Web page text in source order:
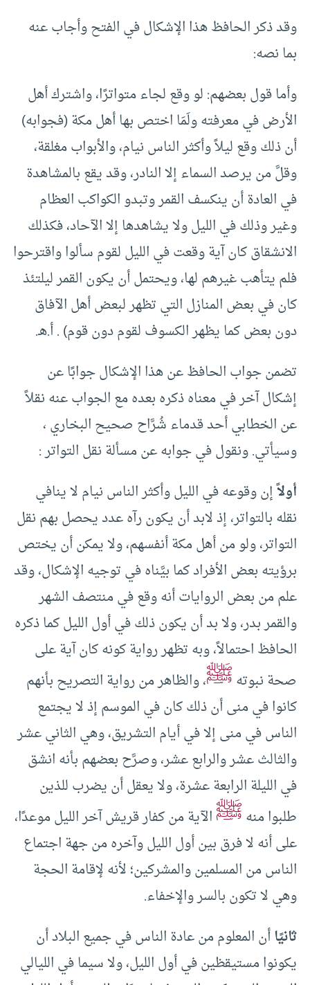
وقد ذكر الحافظ هذا الإشكال في الفتح وأجاب عنه
بما نصه:
وأما قول بعضهم: لو وقع لجاء متواترًا، واشترك أهل
الأرض في معرفته ولَمَا اختص بها أهل مكة (فجوابه)
أن ذلك وقع ليلاً وأكثر الناس نيام، والأبواب مغلقة،
وقلَّ من يرصد السماء إلا النادر، وقد يقع بالمشاهدة
في العادة أن ينكسف القمر وتبدو الكواكب العظام
وغير وذلك في الليل ولا يشاهدها إلا الآحاد، فكذلك
الانشقاق كان آية وقعت في الليل لقوم سألوا واقترحوا
فلم يتأهب غيرهم لها، ويحتمل أن يكون القمر ليلتئذ
كان في بعض المنازل التي تظهر لبعض أهل الآفاق
دون بعض كما يظهر الكسوف لقوم دون قوم) . أ.هـ.
تضمن جواب الحافظ عن هذا الإشكال جوابًا عن
إشكال آخر في معناه ذكره بعده مع الجواب عنه نقلاً
عن الخطابي أحد قدماء شُرَّاح صحيح البخاري ،
وسيأتي. ونقول في جوابه عن مسألة نقل التواتر :
أولاًإن وقوعه في الليل وأكثر الناس نيام لا ينافي
نقله بالتواتر، إذ لابد أن يكون رآه عدد يحصل بهم نقل
التواتر، ولو من أهل مكة أنفسهم، ولا يمكن أن يختص
برؤيته بعض الأفراد كما بيَّناه في توجيه الإشكال، وقد
علم من بعض الروايات أنه وقع في منتصف الشهر
والقمر بدر، ولا بد أن يكون ذلك في أول الليل كما ذكره
الحافظ احتمالاً، وبه تظهر رواية كونه كان آية على
صحة نبوتهﷺ، والظاهر من رواية التصريح بأنهم
كانوا في منى أن ذلك كان في الموسم إذ لا يجتمع
الناس في منى إلا في أيام التشريق، وهي الثاني عشر
والثالث عشر والرابع عشر، وصرَّح بعضهم بأنه انشق
في الليلة الرابعة عشرة، ولا يعقل أن يضرب للذين
طلبوا منهﷺالآية من كفار قريش آخر الليل موعدًا،
على أنه لا فرق بين أول الليل وآخره من جهة اجتماع
الناس من المسلمين والمشركين؛ لأنه لإقامة الحجة
وهي لا تكون بالسر والإخفاء.
ثانيًاأن المعلوم من عادة الناس في جميع البلاد أن
يكونوا مستيقظين في أول الليل، ولا سيما في الليالي